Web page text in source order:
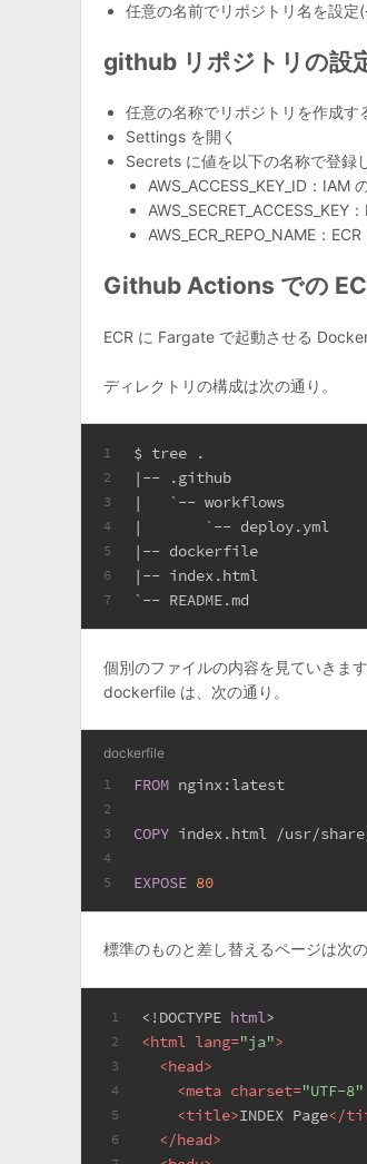
任意の名前でリポジトリ名を設
github リポジトリの設
任意の名称でリポジトリを作成す
Settings を開く
Secrets に値を以下の名称で登録
AWS_ACCESS_KEY_ID：IAM
AWS_ECR_REPO_NAME：
Github Actions での
ECR に Fargate で起動させる
ディレクトリの構成は次の通り。
1
2
3
4
5
6
7
$ tree .
|-- .github
|   `-- workflows
|       `-- deploy.yml
|-- dockerfile
|-- index.html
`-- README.md
個別のファイルの内容を見ていきます
dockerfile は、次の通り。
dockerfile
1
2
3
4
5
FROM nginx:latest
COPY index.html /usr/
EXPOSE 80
標準のものと差し替えるページは次の
1
2
3
4
5
6
<!DOCTYPE html>
<html lang="ja">
<head>
<meta charset="UTF-8"
<title>INDEX Page</
</head>